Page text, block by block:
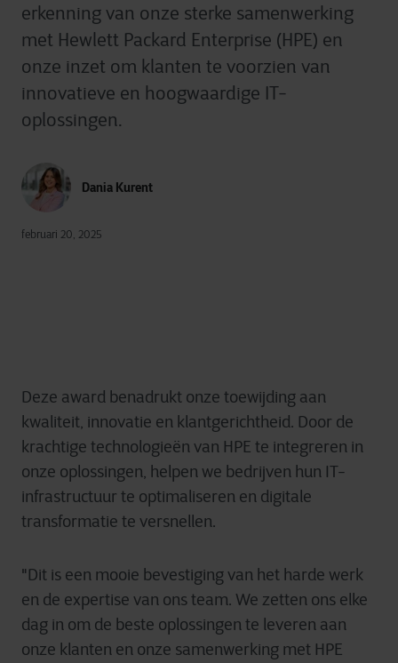
erkenning van onze sterke samenwerking
met Hewlett Packard Enterprise (HPE) en
onze inzet om klanten te voorzien van
innovatieve en hoogwaardige IT-
oplossingen.
Dania Kurent
februari 20, 2025
Deze award benadrukt onze toewijding aan
kwaliteit, innovatie en klantgerichtheid. Door de
krachtige technologieën van HPE te integreren in
onze oplossingen, helpen we bedrijven hun IT-
infrastructuur te optimaliseren en digitale
transformatie te versnellen.
"Dit is een mooie bevestiging van het harde werk
en de expertise van ons team. We zetten ons elke
dag in om de beste oplossingen te leveren aan
onze klanten en onze samenwerking met HPE